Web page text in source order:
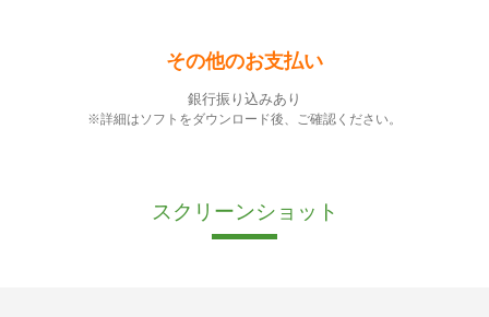
その他のお支払い
銀行振り込みあり
※詳細はソフトをダウンロード後、ご確認ください。
スクリーンショット